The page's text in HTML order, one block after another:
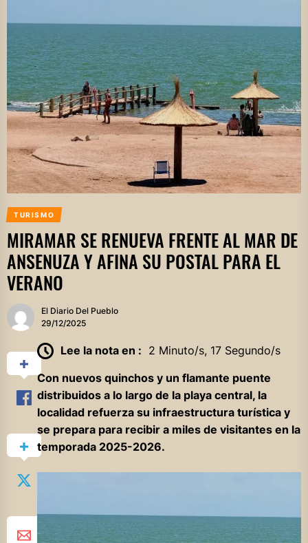
TURISMO
MIRAMAR SE RENUEVA FRENTE AL MAR DE
ANSENUZA Y AFINA SU POSTAL PARA EL
VERANO
El Diario Del Pueblo
29/12/2025
Lee la nota en : 2 Minuto/s, 17 Segundo/s
Con nuevos quinchos y un flamante puente
distribuidos a lo largo de la playa central, la
localidad refuerza su infraestructura turística y
se prepara para recibir a miles de visitantes en la
temporada 2025-2026.